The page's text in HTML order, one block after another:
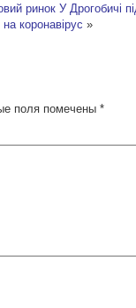
ринок У Дрогобичі
на коронавірус »
поля помечены*